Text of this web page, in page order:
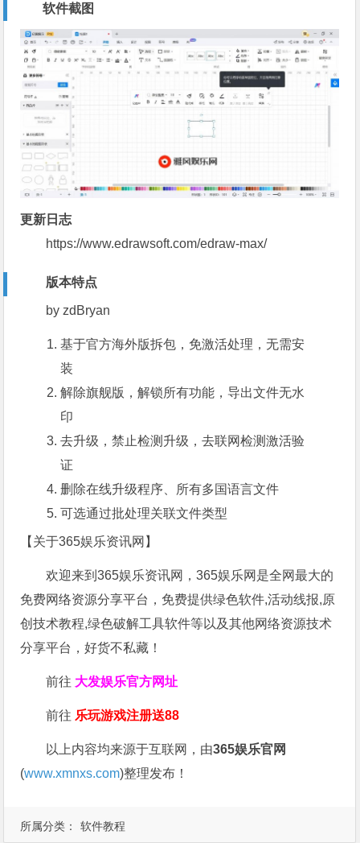
所属分类： 软件教程
软件截图
更新日志
https://www.edrawsoft.com/edraw-max/
版本特点
by zdBryan
基于官方海外版拆包，免激活处理，无需安
装
解除旗舰版，解锁所有功能，导出文件无水
印
去升级，禁止检测升级，去联网检测激活验
证
删除在线升级程序、所有多国语言文件
可选通过批处理关联文件类型
【关于365娱乐资讯网】
欢迎来到365娱乐资讯网，365娱乐网是全网最大的
免费网络资源分享平台，免费提供绿色软件,活动线报,原
创技术教程,绿色破解工具软件等以及其他网络资源技术
分享平台，好货不私藏！
前往 大发娱乐官方网址
前往 乐玩游戏注册送88
以上内容均来源于互联网，由365娱乐官网
(www.xmnxs.com)整理发布！